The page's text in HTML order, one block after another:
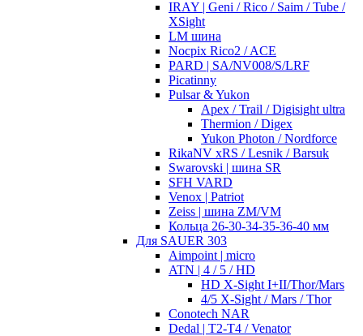
IRAY | Geni / Rico / Saim / Tube /
XSight
LM шина
Nocpix Rico2 / ACE
PARD | SA/NV008/S/LRF
Picatinny
Pulsar & Yukon
Apex / Trail / Digisight ultra
Thermion / Digex
Yukon Photon / Nordforce
RikaNV xRS / Lesnik / Barsuk
Swarovski | шина SR
SFH VARD
Venox | Patriot
Zeiss | шина ZM/VM
Кольца 26-30-34-35-36-40 мм
Для SAUER 303
Aimpoint | micro
ATN | 4 / 5 / HD
HD X-Sight I+II/Thor/Mars
4/5 X-Sight / Mars / Thor
Conotech NAR
Dedal | T2-T4 / Venator